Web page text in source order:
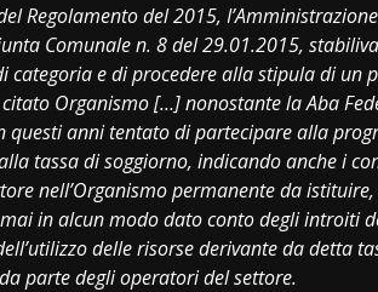
Regolamento del 2015,
Comunale n. 8 del 29.01.2015,
categoria e di procedere alla stipula di un
Organismo […] nonostante la Aba
questi anni tentato di partecipare alla
tassa di soggiorno, indicando anche i
nell’Organismo permanente da
in alcun modo dato conto degli introiti
delle risorse derivante da detta
parte degli operatori del settore.